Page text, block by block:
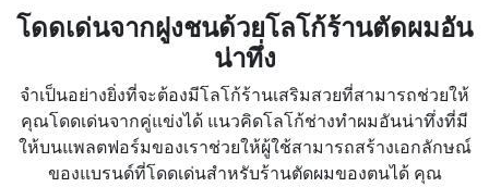
โดดเด่นจากฝูงชนด้วยโลโก้ร้านตัดผมอัน
น่าทึ่ง
จำเป็นอย่างยิ่งที่จะต้องมีโลโก้ร้านเสริมสวยที่สามารถช่วยให้
คุณโดดเด่นจากคู่แข่งได้ แนวคิดโลโก้ช่างทำผมอันน่าทึ่งที่มี
ให้บนแพลตฟอร์มของเราช่วยให้ผู้ใช้สามารถสร้างเอกลักษณ์
ของแบรนด์ที่โดดเด่นสำหรับร้านตัดผมของตนได้ คุณ